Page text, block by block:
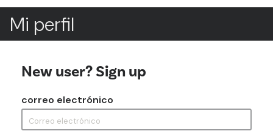
Mi perfil
New user? Sign up
correo electrónico